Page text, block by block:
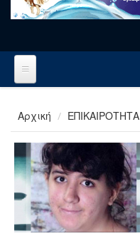
Αρχική ΕΠΙΚΑΙΡΟΤΗΤΑ